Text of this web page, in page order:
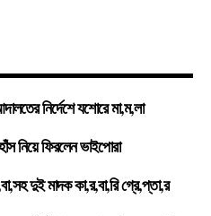
নির্দেশে যশোরে মা,ম,লা
নিয়ে ফিরলেন ভাইপোরা
দুই মাদক কা,র,বা,রি গ্রে,প্তা,র